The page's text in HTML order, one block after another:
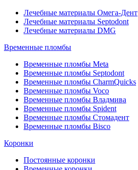
Лечебные материалы Омега-Дент
Лечебные материалы Septodont
Лечебные материалы DMG
Временные пломбы
Временные пломбы Meta
Временные пломбы Septodont
Временные пломбы CharmQuicks
Временные пломбы Voco
Временные пломбы Владмива
Временные пломбы Spident
Временные пломбы Стомадент
Временные пломбы Bisco
Коронки
Постоянные коронки